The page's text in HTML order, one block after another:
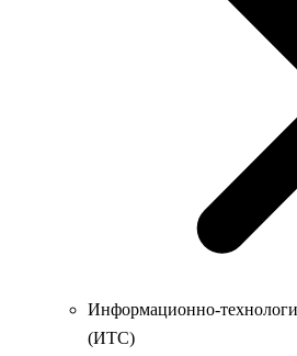
Информационно-
(ИТС)